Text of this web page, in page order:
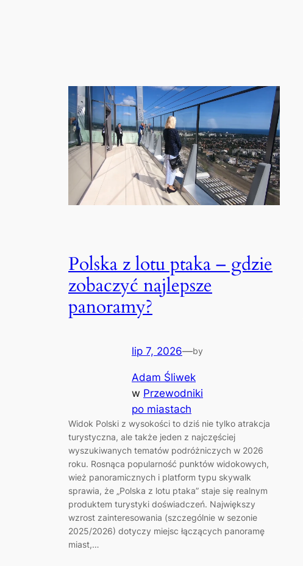
Polska z lotu ptaka – gdzie
zobaczyć najlepsze
panoramy?
lip 7, 2026—by
Adam Śliwek
w Przewodniki
po miastach
Widok Polski z wysokości to dziś nie tylko atrakcja
turystyczna, ale także jeden z najczęściej
wyszukiwanych tematów podróżniczych w 2026
roku. Rosnąca popularność punktów widokowych,
wież panoramicznych i platform typu skywalk
sprawia, że „Polska z lotu ptaka” staje się realnym
produktem turystyki doświadczeń. Największy
wzrost zainteresowania (szczególnie w sezonie
2025/2026) dotyczy miejsc łączących panoramę
miast,…